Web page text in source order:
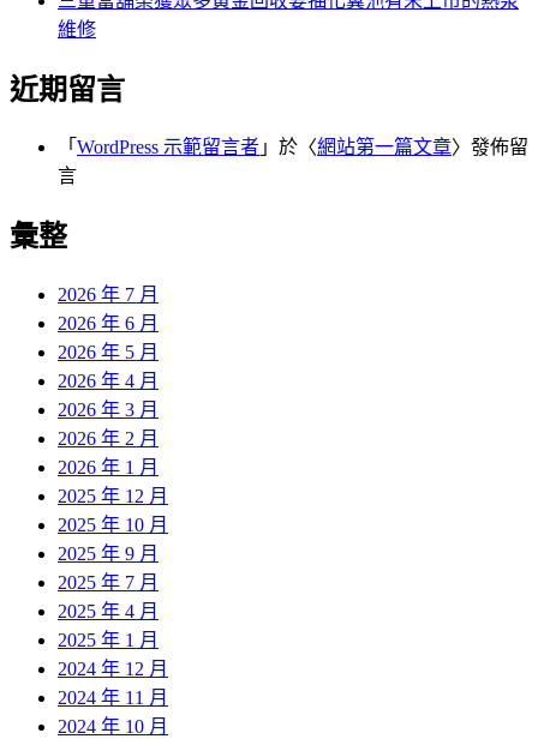
維修
近期留言
「 WordPress 示範留言者 」於〈網站第一篇文章〉發佈留
言
彙整
2026 年 7 月
2026 年 6 月
2026 年 5 月
2026 年 4 月
2026 年 3 月
2026 年 2 月
2026 年 1 月
2025 年 12 月
2025 年 10 月
2025 年 9 月
2025 年 7 月
2025 年 4 月
2025 年 1 月
2024 年 12 月
2024 年 11 月
2024 年 10 月